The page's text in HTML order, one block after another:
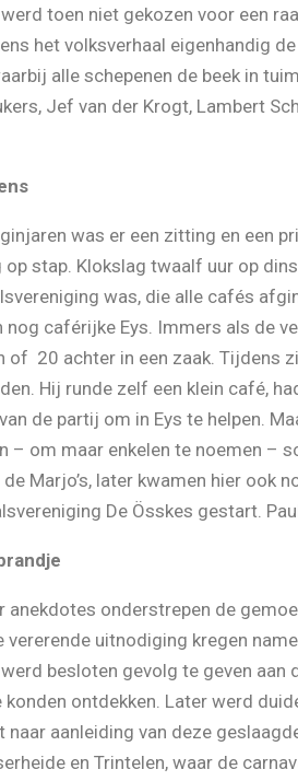
toen niet gekozen voor een
het volksverhaal eigenhandig
alle schepenen de beek in
Jef van der Krogt, Lambert
was er een zitting en een
op stap. Klokslag twaalf uur op
was, die alle cafés
nog caférijke Eys. Immers als de
of 20 achter in een zaak. Tijdens
Hij runde zelf een klein café,
de partij om in Eys te helpen.
– om maar enkelen te noemen –
de Marjo’s, later kwamen hier ook
De Össkes gestart.
anekdotes onderstrepen de
vererende uitnodiging kregen
besloten gevolg te geven aan
konden ontdekken. Later werd
naar aanleiding van deze
en Trintelen, waar de